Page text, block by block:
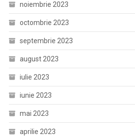
noiembrie 2023
octombrie 2023
septembrie 2023
august 2023
iulie 2023
iunie 2023
mai 2023
aprilie 2023